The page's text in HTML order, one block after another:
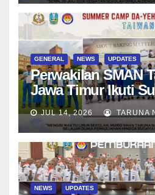
GENERAL NEWS UPDATES
Perwakilan SMAN
Jawa Timur Ikuti
di Da-Yeh
JUL 14, 2026 TARUNA
NEWS UPDATES